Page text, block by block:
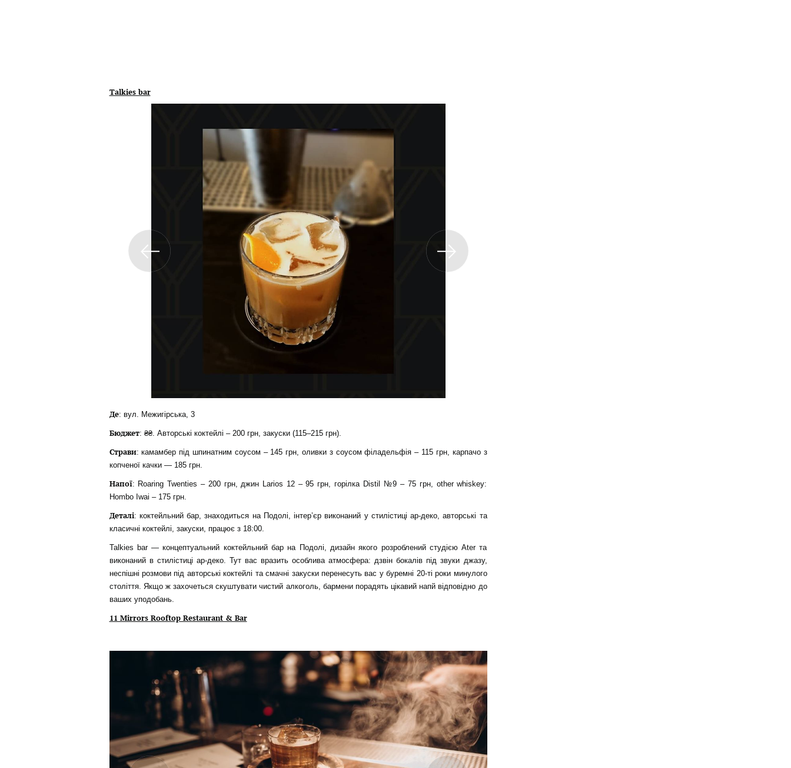
Talkies bar
Де: вул. Межигірська, 3
Бюджет: ₴₴. Авторські коктейлі – 200 грн, закуски (115–215 грн).
Страви: камамбер під шпинатним соусом – 145 грн, оливки з соусом філадельфія – 115 грн, карпачо з
копченої качки — 185 грн.
Напої: Roaring Twenties – 200 грн, джин Larios 12 – 95 грн, горілка Distil №9 – 75 грн, other whiskey:
Hombo Iwai – 175 грн.
Деталі: коктейльний бар, знаходиться на Подолі, інтер’єр виконаний у стилістиці ар-деко, авторські та
класичні коктейлі, закуски, працює з 18:00.
Talkies bar — концептуальний коктейльний бар на Подолі, дизайн якого розроблений студією Ater та
виконаний в стилістиці ар-деко. Тут вас вразить особлива атмосфера: дзвін бокалів під звуки джазу,
неспішні розмови під авторські коктейлі та смачні закуски перенесуть вас у буремні 20-ті роки минулого
століття. Якщо ж захочеться скуштувати чистий алкоголь, бармени порадять цікавий напй відповідно до
ваших уподобань.
11 Mirrors Rooftop Restaurant & Bar